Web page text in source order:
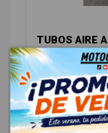
TUBOS AIRE
VOLKSWAGEN
OEM:
ID:1300149
48,00 € Sin IVA
58,08 € Con